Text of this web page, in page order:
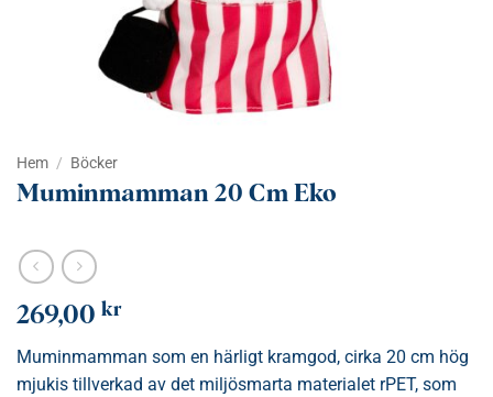
Hem / Böcker
Muminmamman 20 Cm Eko
269,00 kr
Muminmamman som en härligt kramgod, cirka 20 cm hög
mjukis tillverkad av det miljösmarta materialet rPET, som